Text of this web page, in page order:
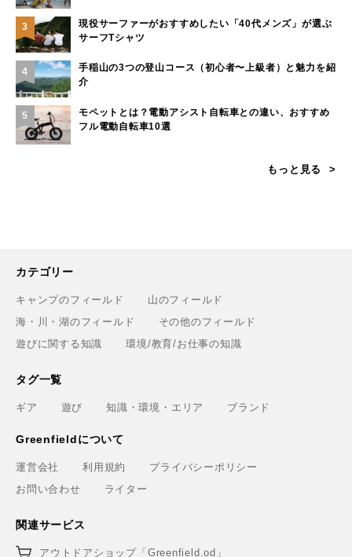
3
現役サーファーがおすすめしたい「40代メンズ」が選ぶ
サーフTシャツ
4
手稲山の3つの登山コース（初心者〜上級者）と魅力を紹
介
5
モペットとは？電動アシスト自転車との違い、おすすめ
フル電動自転車10選
もっと見る
カテゴリー
キャンプのフィールド
山のフィールド
海・川・湖のフィールド
その他のフィールド
遊びに関する知識
環境/教育/お仕事の知識
タグ一覧
ギア 遊び 知識・環境・エリア ブランド
Greenfieldについて
運営会社 利用規約
プライバシーポリシー
お問い合わせ
ライター
関連サービス
アウトドアショップ「Greenfield.od」